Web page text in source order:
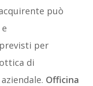
può
e
previsti per
di
Officina